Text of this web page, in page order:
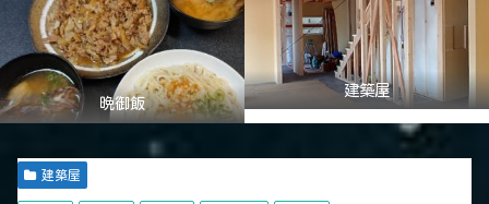
晩御飯
建築屋
建築屋